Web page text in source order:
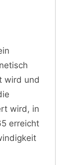
wird und
wird, in
erreicht